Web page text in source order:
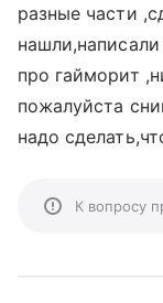
разные части
про гайморит
пожалуйста
надо
К вопросу